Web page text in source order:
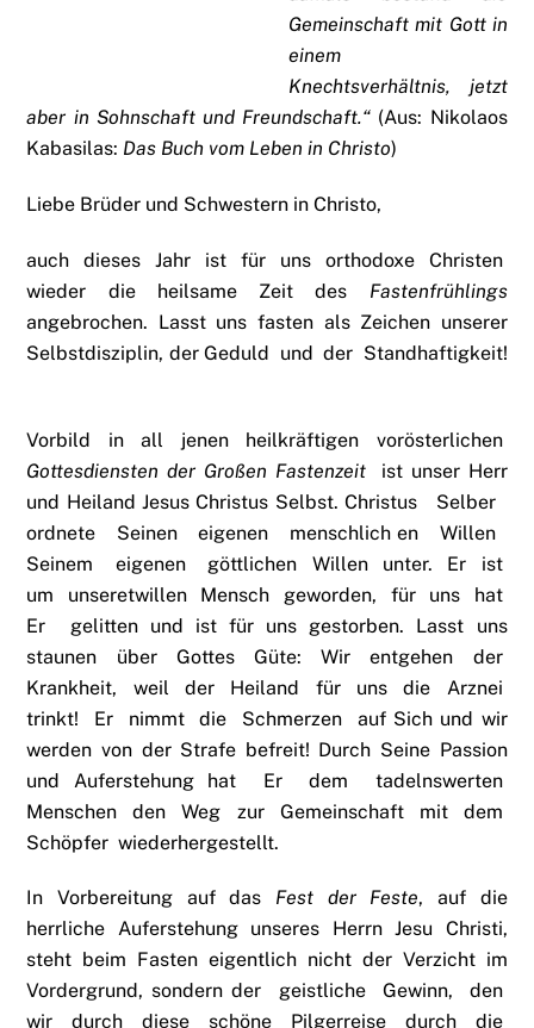
Gemeinschaft mit Gott in
einem
Knechtsverhältnis, jetzt
aber in Sohnschaft und Freundschaft.“ (Aus: Nikolaos
Kabasilas: Das Buch vom Leben in Christo)
Liebe Brüder und Schwestern in Christo,
auch dieses Jahr ist für uns orthodoxe Christen
wieder die heilsame Zeit des Fastenfrühlings
angebrochen. Lasst uns fasten als Zeichen unserer
Selbstdisziplin, der Geduld und der Standhaftigkeit!
Vorbild in all jenen heilkräftigen vorösterlichen
Gottesdiensten der Großen Fastenzeit
ist unser Herr
und Heiland Jesus Christus Selbst. Christus Selber
ordnete Seinen eigenen menschlich en Willen
Seinem eigenen göttlichen Willen unter. Er ist
um unseretwillen Mensch geworden, für uns hat
Er gelitten und ist für uns gestorben. Lasst uns
staunen über Gottes Güte: Wir entgehen der
Krankheit, weil der Heiland für uns die Arznei
trinkt! Er nimmt die Schmerzen auf Sich und wir
werden von der Strafe befreit! Durch Seine Passion
und Auferstehung hat Er dem tadelnswerten
Menschen den Weg zur Gemeinschaft mit dem
Schöpfer wiederhergestellt.
In Vorbereitung auf das Fest der Feste, auf die
herrliche Auferstehung unseres Herrn Jesu Christi,
steht beim Fasten eigentlich nicht der Verzicht im
Vordergrund, sondern der geistliche Gewinn, den
wir durch diese schöne Pilgerreise durch die